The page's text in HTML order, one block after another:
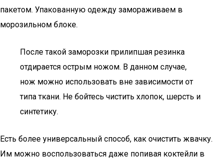
пакетом. Упакованную одежду замораживаем в
морозильном блоке.
После такой заморозки прилипшая резинка
отдирается острым ножом. В данном случае,
нож можно использовать вне зависимости от
типа ткани. Не бойтесь чистить хлопок, шерсть и
синтетику.
Есть более универсальный способ, как очистить жвачку.
Им можно воспользоваться даже попивая коктейли в